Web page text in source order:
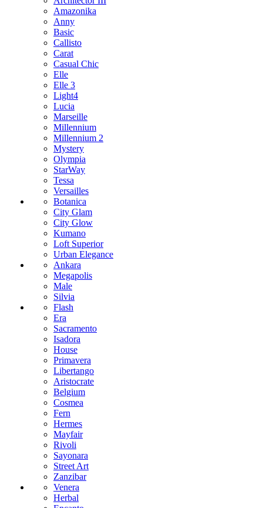
Amazonika
Anny
Basic
Callisto
Carat
Casual Chic
Elle
Elle 3
Light4
Lucia
Marseille
Millennium
Millennium 2
Mystery
Olympia
StarWay
Tessa
Versailles
Botanica
City Glam
City Glow
Kumano
Loft Superior
Urban Elegance
Ankara
Megapolis
Male
Silvia
Flash
Era
Sacramento
Isadora
House
Primavera
Libertango
Aristocrate
Belgium
Cosmea
Fern
Hermes
Mayfair
Rivoli
Sayonara
Street Art
Zanzibar
Venera
Herbal